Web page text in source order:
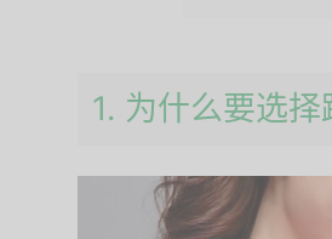
1. 为什么要选择